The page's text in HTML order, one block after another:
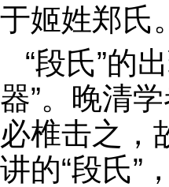
于姬姓郑氏。
“段氏”的
器”。晚清
必椎击之，
讲的“段氏”